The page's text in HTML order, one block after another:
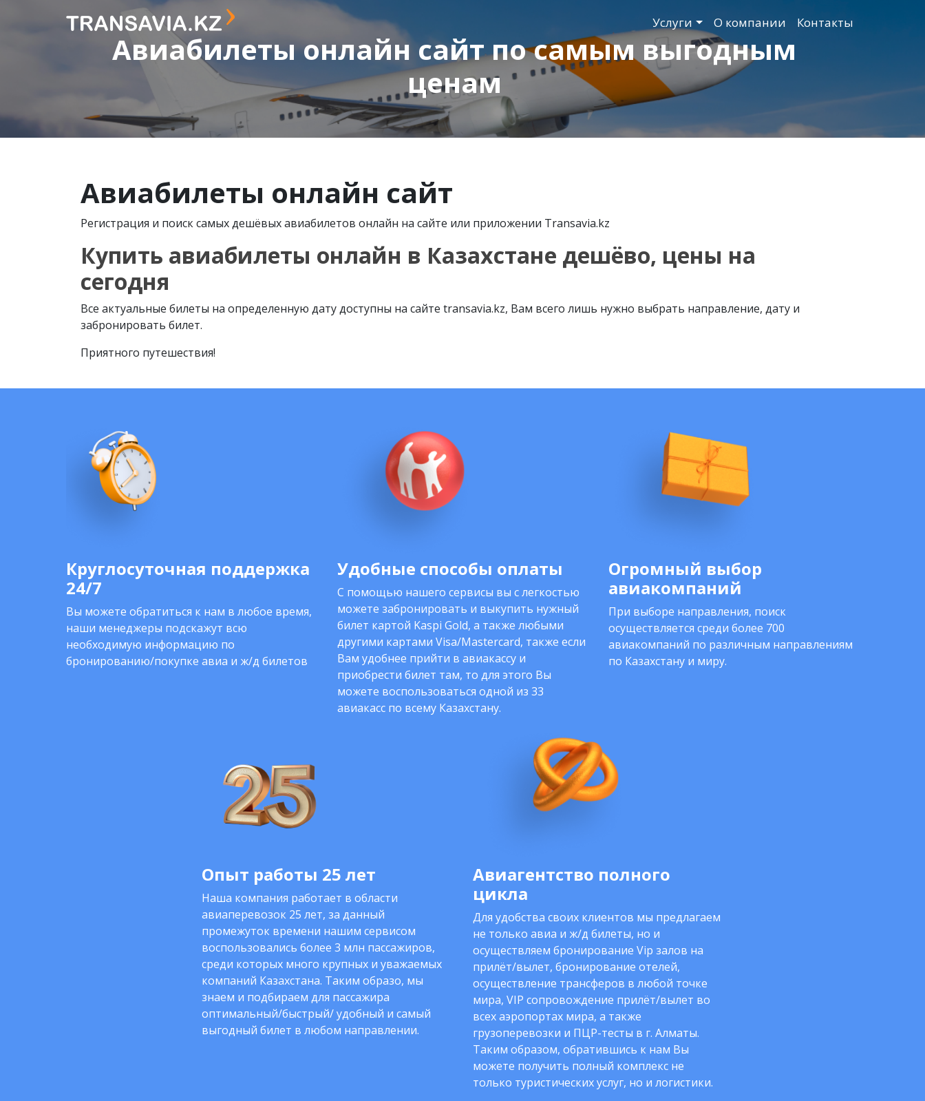
Услуги О компании Контакты
Авиабилеты онлайн сайт по самым выгодным
ценам
Авиабилеты онлайн сайт
Регистрация и поиск самых дешёвых авиабилетов онлайн на сайте или приложении Transavia.kz
Купить авиабилеты онлайн в Казахстане дешёво, цены на
сегодня
Все актуальные билеты на определенную дату доступны на сайте transavia.kz, Вам всего лишь нужно выбрать направление, дату и
забронировать билет.
Приятного путешествия!
Круглосуточная поддержка
24/7
Вы можете обратиться к нам в любое время,
наши менеджеры подскажут всю
необходимую информацию по
бронированию/покупке авиа и ж/д билетов
Удобные способы оплаты
С помощью нашего сервисы вы с легкостью
можете забронировать и выкупить нужный
билет картой Kaspi Gold, а также любыми
другими картами Visa/Mastercard, также если
Вам удобнее прийти в авиакассу и
приобрести билет там, то для этого Вы
можете воспользоваться одной из 33
авиакасс по всему Казахстану.
Огромный выбор
авиакомпаний
При выборе направления, поиск
осуществляется среди более 700
авиакомпаний по различным направлениям
по Казахстану и миру.
Опыт работы 25 лет
Наша компания работает в области
авиаперевозок 25 лет, за данный
промежуток времени нашим сервисом
воспользовались более 3 млн пассажиров,
среди которых много крупных и уважаемых
компаний Казахстана. Таким образо, мы
знаем и подбираем для пассажира
оптимальный/быстрый/ удобный и самый
выгодный билет в любом направлении.
Авиагентство полного
цикла
Для удобства своих клиентов мы предлагаем
не только авиа и ж/д билеты, но и
осуществляем бронирование Vip залов на
прилёт/вылет, бронирование отелей,
осуществление трансферов в любой точке
мира, VIP сопровождение прилёт/вылет во
всех аэропортах мира, а также
грузоперевозки и ПЦР-тесты в г. Алматы.
Таким образом, обратившись к нам Вы
можете получить полный комплекс не
только туристических услуг, но и логистики.